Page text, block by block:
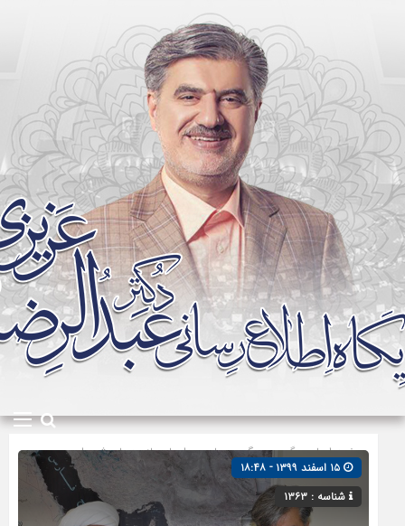
صفحه اصلی» گروه »پیگیری ها»دیدارها و بازدیدها»شیروان
شناسه : ۱۳۶۳